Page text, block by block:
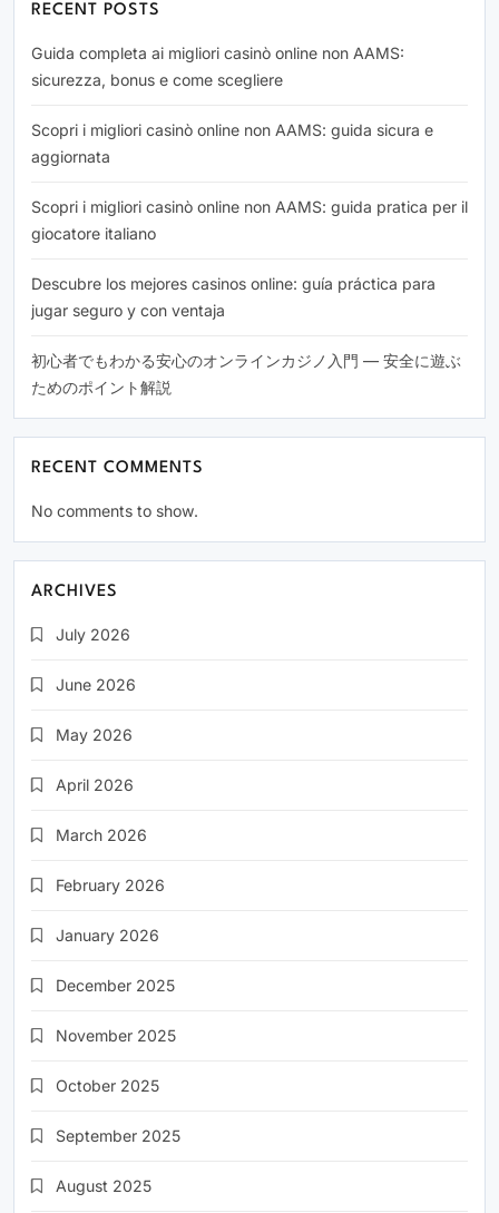
RECENT POSTS
Guida completa ai migliori casinò online non AAMS:
sicurezza, bonus e come scegliere
Scopri i migliori casinò online non AAMS: guida sicura e
aggiornata
Scopri i migliori casinò online non AAMS: guida pratica per il
giocatore italiano
Descubre los mejores casinos online: guía práctica para
jugar seguro y con ventaja
初心者でもわかる安心のオンラインカジノ入門 — 安全に遊ぶ
ためのポイント解説
RECENT COMMENTS
No comments to show.
ARCHIVES
July 2026
June 2026
May 2026
April 2026
March 2026
February 2026
January 2026
December 2025
November 2025
October 2025
September 2025
August 2025